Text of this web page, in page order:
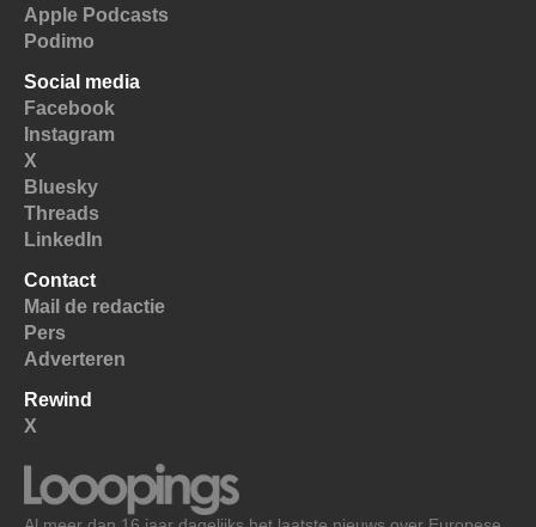
Apple Podcasts
Podimo
Social media
Facebook
Instagram
X
Bluesky
Threads
LinkedIn
Contact
Mail de redactie
Pers
Adverteren
Rewind
X